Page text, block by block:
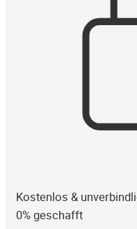
Kostenlos &
0% geschafft